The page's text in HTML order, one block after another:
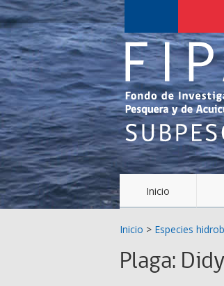
Fondo
de
Pesquera
y
(FIPA)-
Inicio
Inicio > Especies
Plaga: